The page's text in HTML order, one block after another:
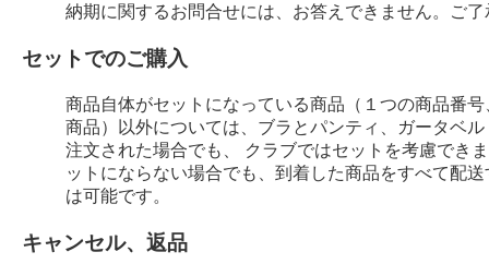
納期に関するお問合せには、お答えできません。ご
セットでのご購入
商品自体がセットになっている商品（１つの商品番
商品）以外については、ブラとパンティ、ガータベ
注文された場合でも、 クラブではセットを考慮でき
ットにならない場合でも、到着した商品をすべて配
は可能です。
キャンセル、返品